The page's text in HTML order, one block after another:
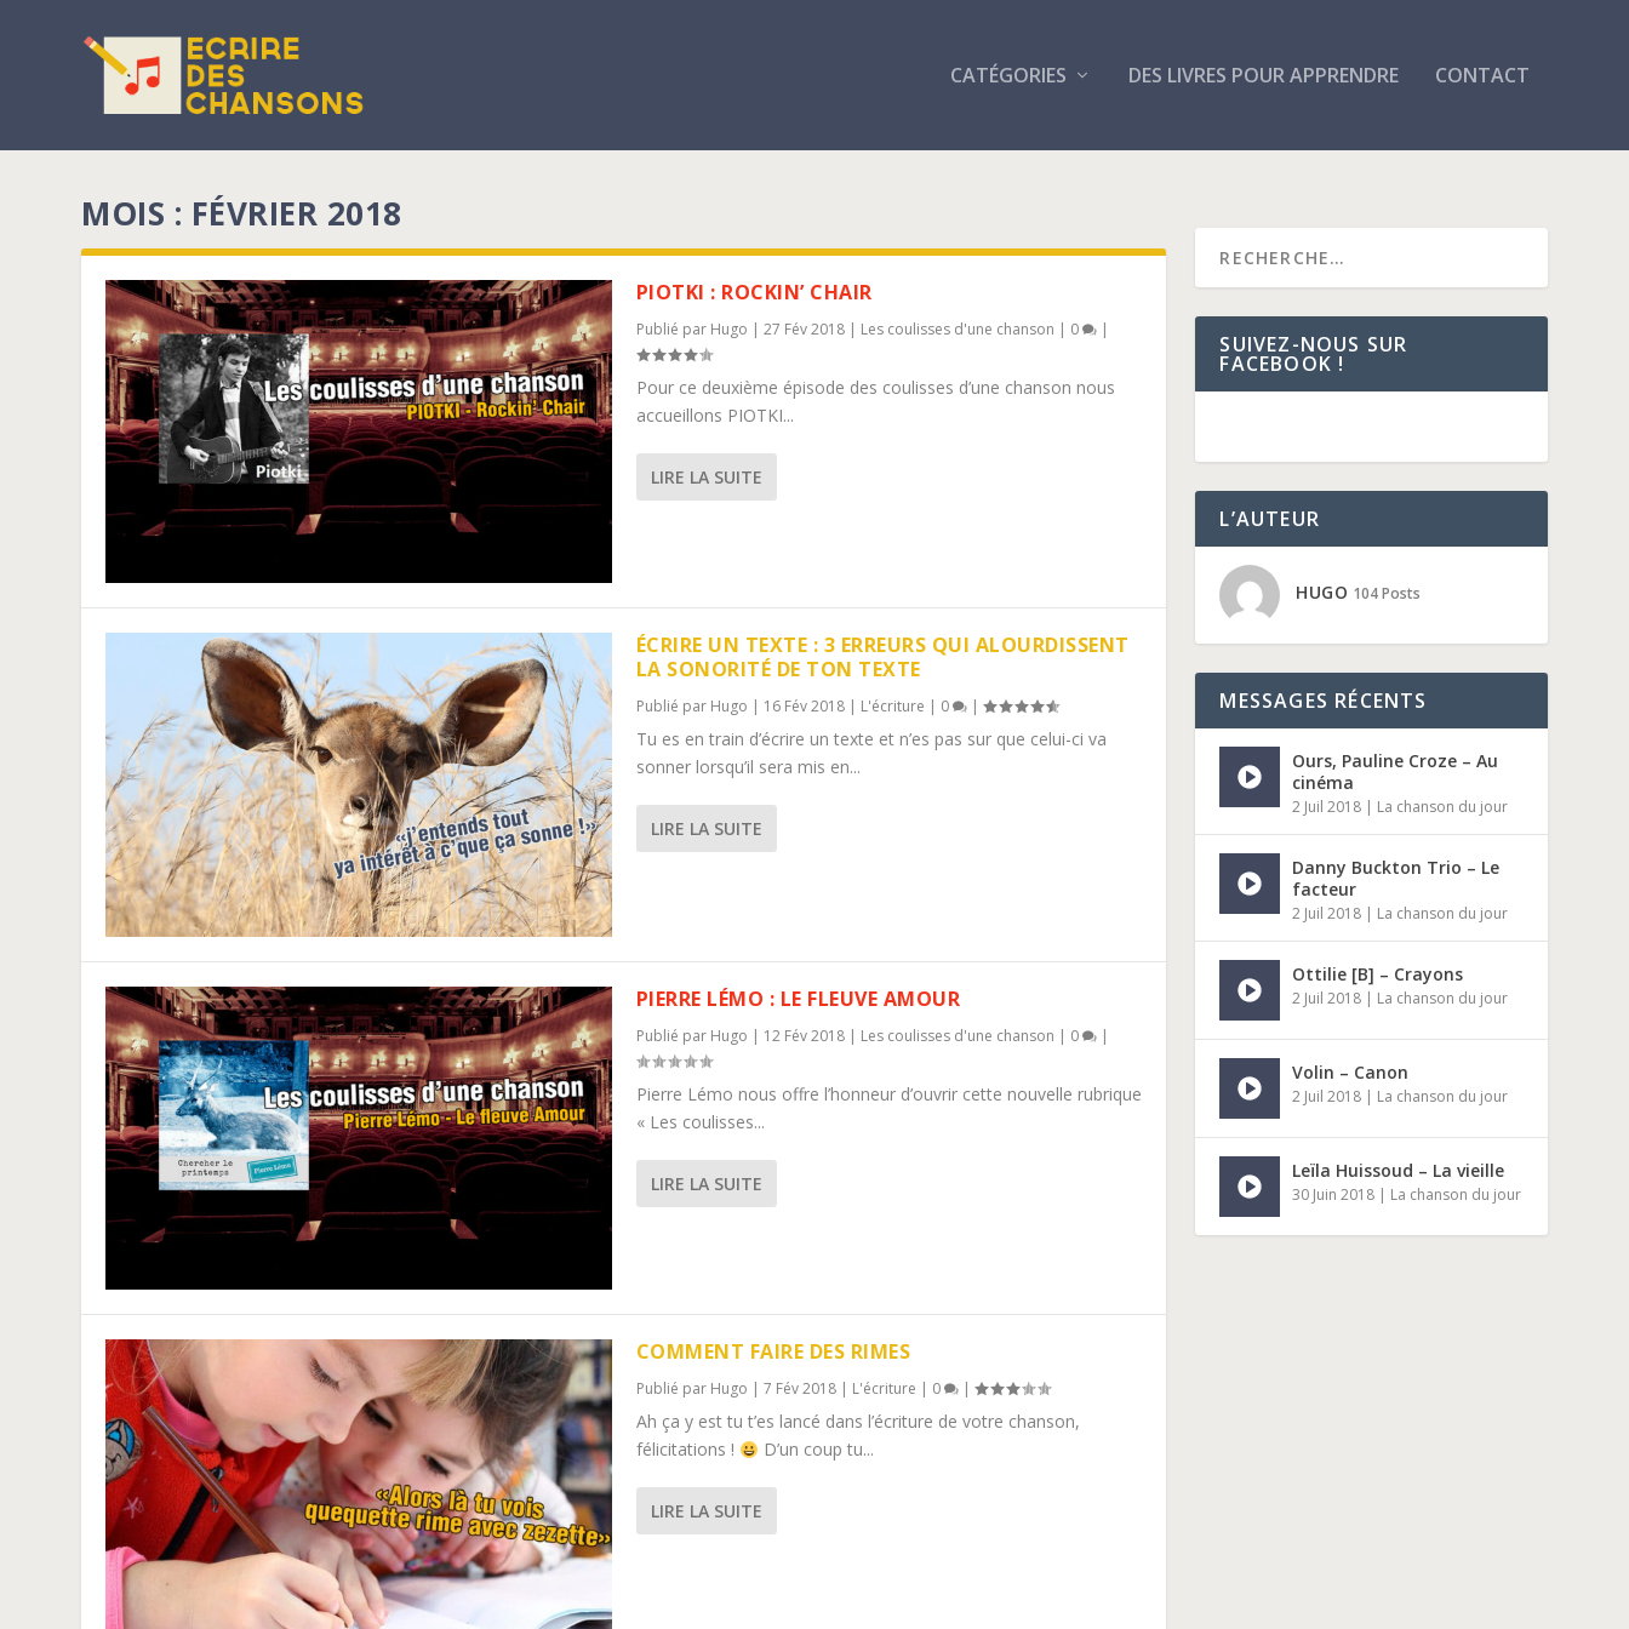
CATÉGORIES DES LIVRES POUR APPRENDRE CONTACT
MOIS : FÉVRIER 2018
PIOTKI : ROCKIN’ CHAIR
Publié par Hugo | 27 Fév 2018| Les coulisses d'une chanson | 0 |
Pour ce deuxième épisode des coulisses d’une chanson nous
accueillons PIOTKI...
LIRE LA SUITE
ÉCRIRE UN TEXTE : 3 ERREURS QUI ALOURDISSENT
LA SONORITÉ DE TON TEXTE
Publié par Hugo | 16 Fév 2018| L'écriture | 0 |
Tu es en train d’écrire un texte et n’es pas sur que celui-ci va
sonner lorsqu’il sera mis en...
LIRE LA SUITE
PIERRE LÉMO : LE FLEUVE AMOUR
Publié par Hugo | 12 Fév 2018| Les coulisses d'une chanson | 0 |
Pierre Lémo nous offre l’honneur d’ouvrir cette nouvelle rubrique
« Les coulisses...
LIRE LA SUITE
COMMENT FAIRE DES RIMES
Publié par Hugo | 7 Fév 2018| L'écriture | 0 |
Ah ça y est tu t’es lancé dans l’écriture de votre chanson,
félicitations !
D’un coup tu...
LIRE LA SUITE
SUIVEZ-NOUS SUR
FACEBOOK !
L’AUTEUR
HUGO 104 Posts
MESSAGES RÉCENTS
Ours, Pauline Croze – Au
cinéma
2 Juil 2018 | La chanson du jour
Danny Buckton Trio – Le
facteur
2 Juil 2018 | La chanson du jour
Ottilie [B] – Crayons
2 Juil 2018 | La chanson du jour
Volin – Canon
2 Juil 2018 | La chanson du jour
Leïla Huissoud – La vieille
30 Juin 2018 | La chanson du jour